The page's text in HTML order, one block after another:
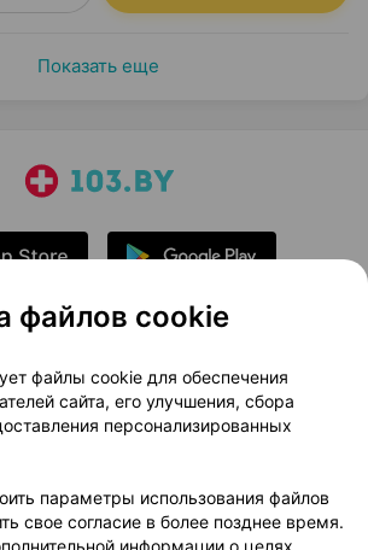
Показать еще
Новости проекта
рекламы
Медицинский маркетинг
договор
Доставка
оплаты
Вакансии
Партнеры
руководителю 103.by
файлов cookie
файлы cookie для обеспечения
сайта, его улучшения, сбора
персонализированных
параметры использования файлов
свое согласие в более позднее время.
информации о целях,